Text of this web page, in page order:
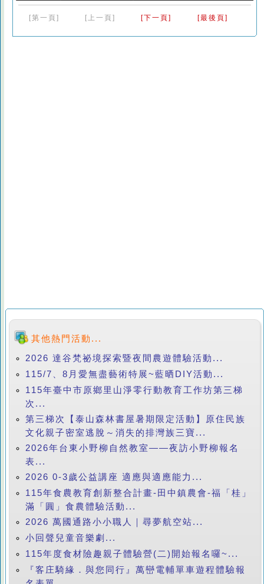
[第一頁] [上一頁] [下一頁] [最後頁]
其他熱門活動...
2026 達谷梵祕境探索暨夜間農遊體驗活動...
115/7、8月愛無盡藝術特展~藍晒DIY活動...
115年臺中市原鄉里山淨零行動教育工作坊第三梯
次...
第三梯次【泰山森林書屋暑期限定活動】原住民族
文化親子密室逃脫～消失的排灣族三寶...
2026年台東小野柳自然教室——夜訪小野柳報名
表...
2026 0-3歲公益講座 適應與適應能力...
115年食農教育創新整合計畫-田中鎮農會-福「桂」
滿「圓」食農體驗活動...
2026 萬國通路小小職人｜尋夢航空站...
小回聲兒童音樂劇...
115年度食材險趣親子體驗營(二)開始報名囉~...
『客庄騎緣．與您同行』萬巒電輔單車遊程體驗報